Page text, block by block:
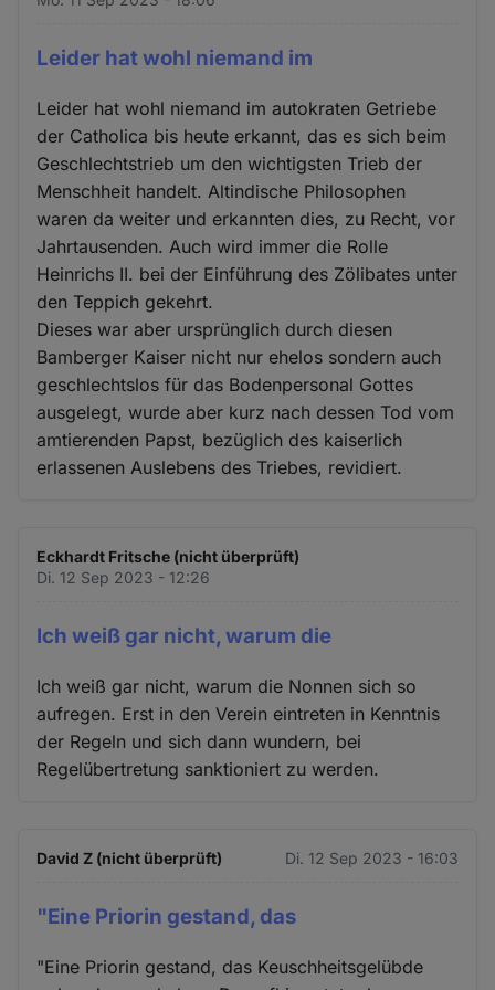
Leider hat wohl niemand im
Leider hat wohl niemand im autokraten Getriebe
der Catholica bis heute erkannt, das es sich beim
Geschlechtstrieb um den wichtigsten Trieb der
Menschheit handelt. Altindische Philosophen
waren da weiter und erkannten dies, zu Recht, vor
Jahrtausenden. Auch wird immer die Rolle
Heinrichs II. bei der Einführung des Zölibates unter
den Teppich gekehrt.
Dieses war aber ursprünglich durch diesen
Bamberger Kaiser nicht nur ehelos sondern auch
geschlechtslos für das Bodenpersonal Gottes
ausgelegt, wurde aber kurz nach dessen Tod vom
amtierenden Papst, bezüglich des kaiserlich
erlassenen Auslebens des Triebes, revidiert.
Eckhardt Fritsche (nicht überprüft)
Di. 12 Sep 2023 - 12:26
Ich weiß gar nicht, warum die
Ich weiß gar nicht, warum die Nonnen sich so
aufregen. Erst in den Verein eintreten in Kenntnis
der Regeln und sich dann wundern, bei
Regelübertretung sanktioniert zu werden.
David Z (nicht überprüft) Di. 12 Sep 2023 - 16:03
"Eine Priorin gestand, das
"Eine Priorin gestand, das Keuschheitsgelübde